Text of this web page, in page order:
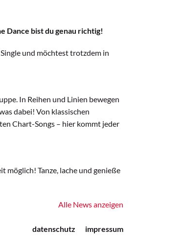
Dance bist du genau richtig!
und möchtest trotzdem in
In Reihen und Linien bewegen
dabei! Von klassischen
Chart-Songs – hier kommt jeder
möglich! Tanze, lache und genieße
Alle News anzeigen
datenschutz impressum